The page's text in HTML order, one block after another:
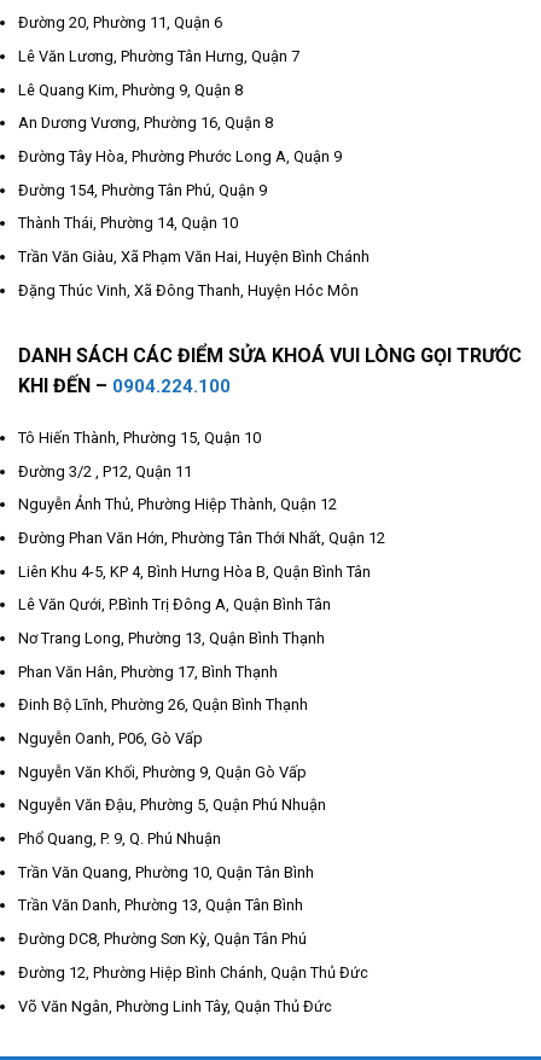
Đường 20, Phường 11, Quận 6
Lê Văn Lương, Phường Tân Hưng, Quận 7
Lê Quang Kim, Phường 9, Quận 8
An Dương Vương, Phường 16, Quận 8
Đường Tây Hòa, Phường Phước Long A, Quận 9
Đường 154, Phường Tân Phú, Quận 9
Thành Thái, Phường 14, Quận 10
Trần Văn Giàu, Xã Phạm Văn Hai, Huyện Bình Chánh
Đặng Thúc Vinh, Xã Đông Thanh, Huyện Hóc Môn
DANH SÁCH CÁC ĐIỂM SỬA KHOÁ VUI LÒNG GỌI TRƯỚC
KHI ĐẾN – 0904.224.100
Tô Hiến Thành, Phường 15, Quận 10
Đường 3/2 , P12, Quận 11
Nguyễn Ảnh Thủ, Phường Hiệp Thành, Quận 12
Đường Phan Văn Hớn, Phường Tân Thới Nhất, Quận 12
Liên Khu 4-5, KP 4, Bình Hưng Hòa B, Quận Bình Tân
Lê Văn Qưới, P.Bình Trị Đông A, Quận Bình Tân
Nơ Trang Long, Phường 13, Quận Bình Thạnh
Phan Văn Hân, Phường 17, Bình Thạnh
Đinh Bộ Lĩnh, Phường 26, Quận Bình Thạnh
Nguyễn Oanh, P06, Gò Vấp
Nguyễn Văn Khối, Phường 9, Quận Gò Vấp
Nguyễn Văn Đậu, Phường 5, Quận Phú Nhuận
Phổ Quang, P. 9, Q. Phú Nhuận
Trần Văn Quang, Phường 10, Quận Tân Bình
Trần Văn Danh, Phường 13, Quận Tân Bình
Đường DC8, Phường Sơn Kỳ, Quận Tân Phú
Đường 12, Phường Hiệp Bình Chánh, Quận Thủ Đức
Võ Văn Ngân, Phường Linh Tây, Quận Thủ Đức